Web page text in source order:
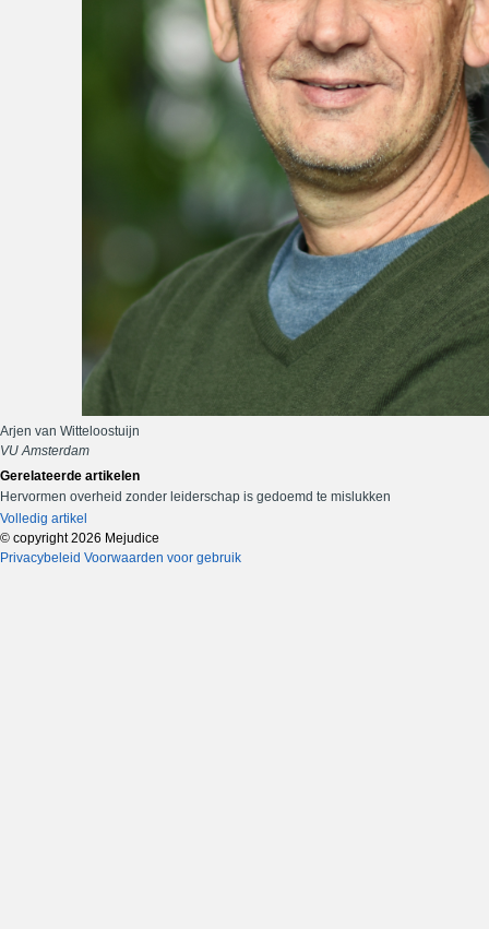
Arjen van Witteloostuijn
VU Amsterdam
Gerelateerde artikelen
Hervormen overheid zonder leiderschap is gedoemd te mislukken
Volledig artikel
© copyright 2026 Mejudice
Privacybeleid Voorwaarden voor gebruik